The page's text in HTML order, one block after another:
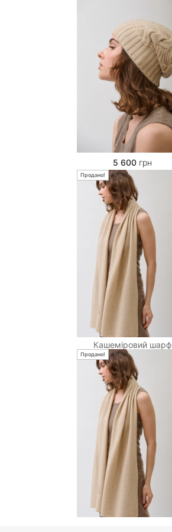
5 600 грн
Продано!
Кашеміровий шарф
Продано!